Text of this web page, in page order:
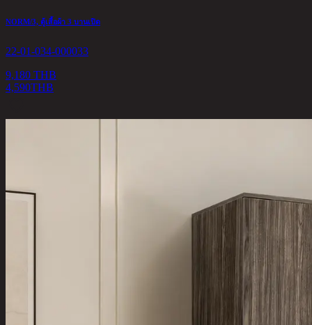
NORM/3, ตู้เสื้อผ้า 3 บานเปิด
22-01-034-000033
9,180 THB
4,590THB